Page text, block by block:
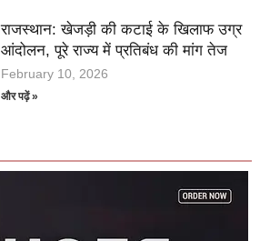
राजस्थान: खेजड़ी की कटाई के खिलाफ उग्र
आंदोलन, पूरे राज्य में प्रतिबंध की मांग तेज
February 10, 2026
और पढ़ें »